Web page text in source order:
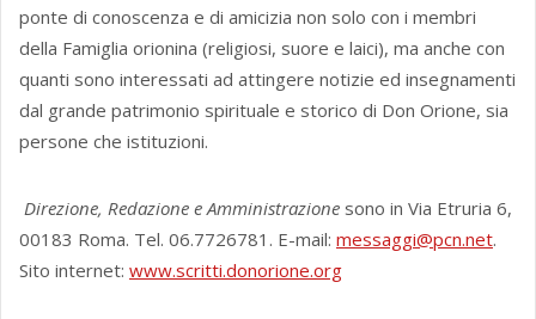
ponte di conoscenza e di amicizia non solo con i membri
della Famiglia orionina (religiosi, suore e laici), ma anche con
quanti sono interessati ad attingere notizie ed insegnamenti
dal grande patrimonio spirituale e storico di Don Orione, sia
persone che istituzioni.
Direzione, Redazione e Amministrazione sono in Via Etruria 6,
00183 Roma. Tel. 06.7726781. E-mail: messaggi@pcn.net.
Sito internet: www.scritti.donorione.org